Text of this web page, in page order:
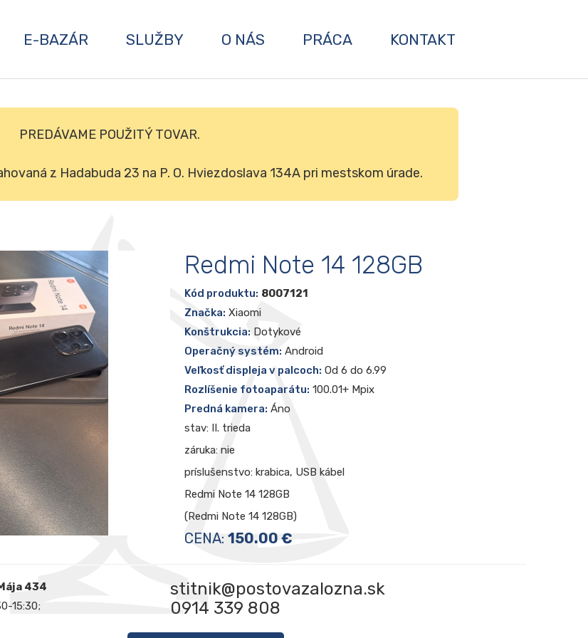
E-BAZÁR SLUŽBY O NÁS PRÁCA KONTAKT
PREDÁVAME POUŽITÝ TOVAR.
z Hadabuda 23 na P. O. Hviezdoslava 134A pri mestskom úrade.
Redmi Note 14 128GB
Kód produktu: 8007121
Značka: Xiaomi
Konštrukcia: Dotykové
Operačný systém: Android
Veľkosť displeja v palcoch: Od 6 do 6.99
Rozlíšenie fotoaparátu: 100.01+ Mpix
Predná kamera: Áno
stav: II. trieda
záruka: nie
príslušenstvo: krabica, USB kábel
Redmi Note 14 128GB
(Redmi Note 14 128GB)
CENA: 150.00 €
434 stitnik@postovazalozna.sk
15:30; 0914 339 808